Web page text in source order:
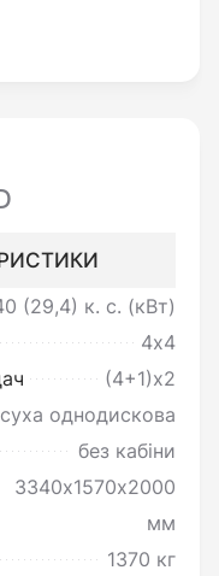
палива,
коліс та
мосту.
труба
генератора та
розжарювання,
(29,4) к. с. (кВт)
4х4
(4+1)х2
суха однодискова
без кабіни
3340х1570х2000
мм
1370 кг